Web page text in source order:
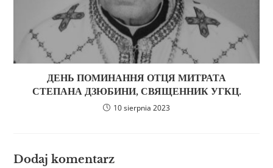
ДЕНЬ ПОМИНАННЯ ОТЦЯ МИТРАТА
СТЕПАНА ДЗЮБИНИ, СВЯЩЕННИК УГКЦ.
10 sierpnia 2023
Dodaj komentarz